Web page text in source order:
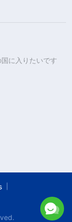
いただきまし
れてはならな
しようと、あ
ければならな
、何によって
たの本分とし
たしの支えが
ようか。この
すべてはわた
わたしの観察
リストの初めの
に入りたいです